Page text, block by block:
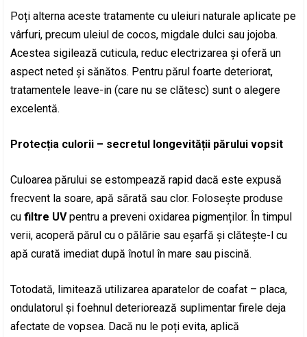
Poți alterna aceste tratamente cu uleiuri naturale aplicate pe
vârfuri, precum uleiul de cocos, migdale dulci sau jojoba.
Acestea sigilează cuticula, reduc electrizarea și oferă un
aspect neted și sănătos. Pentru părul foarte deteriorat,
tratamentele leave-in (care nu se clătesc) sunt o alegere
excelentă.
Protecția culorii – secretul longevității părului vopsit
Culoarea părului se estompează rapid dacă este expusă
frecvent la soare, apă sărată sau clor. Folosește produse
cufiltre UVpentru a preveni oxidarea pigmenților. În timpul
verii, acoperă părul cu o pălărie sau eșarfă și clătește-l cu
apă curată imediat după înotul în mare sau piscină.
Totodată, limitează utilizarea aparatelor de coafat – placa,
ondulatorul și foehnul deteriorează suplimentar firele deja
afectate de vopsea. Dacă nu le poți evita, aplică